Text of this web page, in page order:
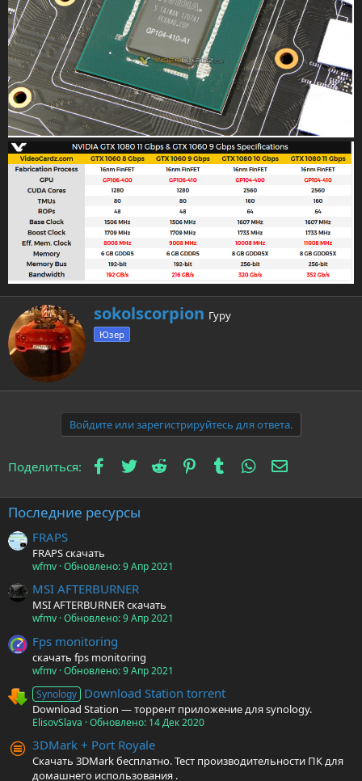
А
в
т
sokolscorpion Гуру
Юзер
Войдите или зарегистрируйтесь для ответа.
Поделиться: Facebook
Twitter Reddit PinterestTumblr WhatsApp
Последние ресурсы
FRAPS
FRAPS скачать
wfmv Обновлено:9 Апр 2021
MSI AFTERBURNER
MSI AFTERBURNER скачать
wfmv Обновлено:9 Апр 2021
Fps monitoring
скачать fps monitoring
wfmv Обновлено:9 Апр 2021
Synology Download Station torrent
Download Station — торрент приложение для synology.
ElisovSlava Обновлено: 14 Дек 2020
3DMark + Port Royale
Скачать 3DMark бесплатно. Тест производительности ПК для
домашнего использования .